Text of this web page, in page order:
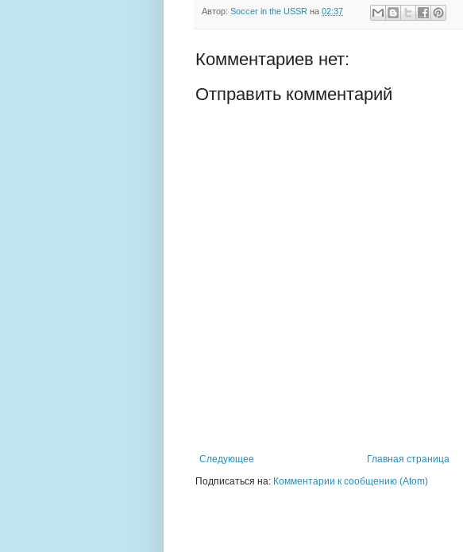
Автор: Soccer in the USSR на 02:37
Комментариев нет:
Отправить комментарий
Следующее
Главная страница
Подписаться на: Комментарии к сообщению (Atom)